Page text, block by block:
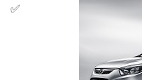
✅